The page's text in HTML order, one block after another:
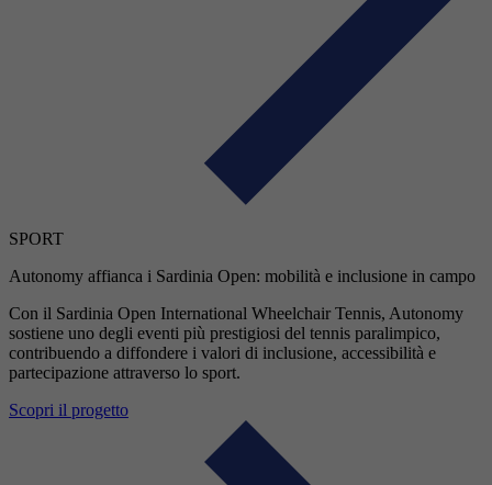
SPORT
Autonomy affianca i Sardinia Open: mobilità e inclusione in campo
Con il Sardinia Open International Wheelchair Tennis, Autonomy
sostiene uno degli eventi più prestigiosi del tennis paralimpico,
contribuendo a diffondere i valori di inclusione, accessibilità e
partecipazione attraverso lo sport.
Scopri il progetto